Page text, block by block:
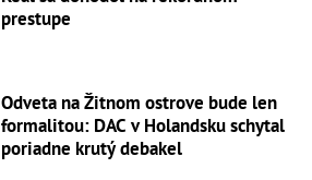
prestupe
Odveta na Žitnom ostrove bude len
formalitou: DAC v Holandsku schytal
poriadne krutý debakel